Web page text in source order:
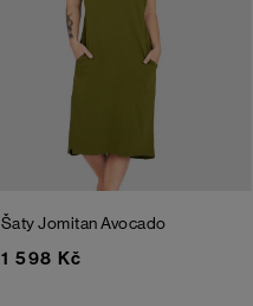
Šaty JomitanAvocado
1 598 Kč